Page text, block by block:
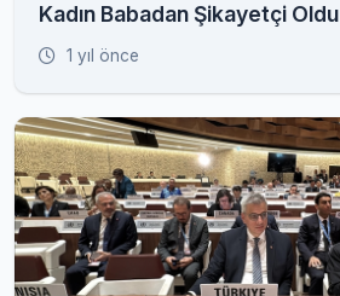
Kadın Babadan Şikayetçi Oldu
1 yıl önce